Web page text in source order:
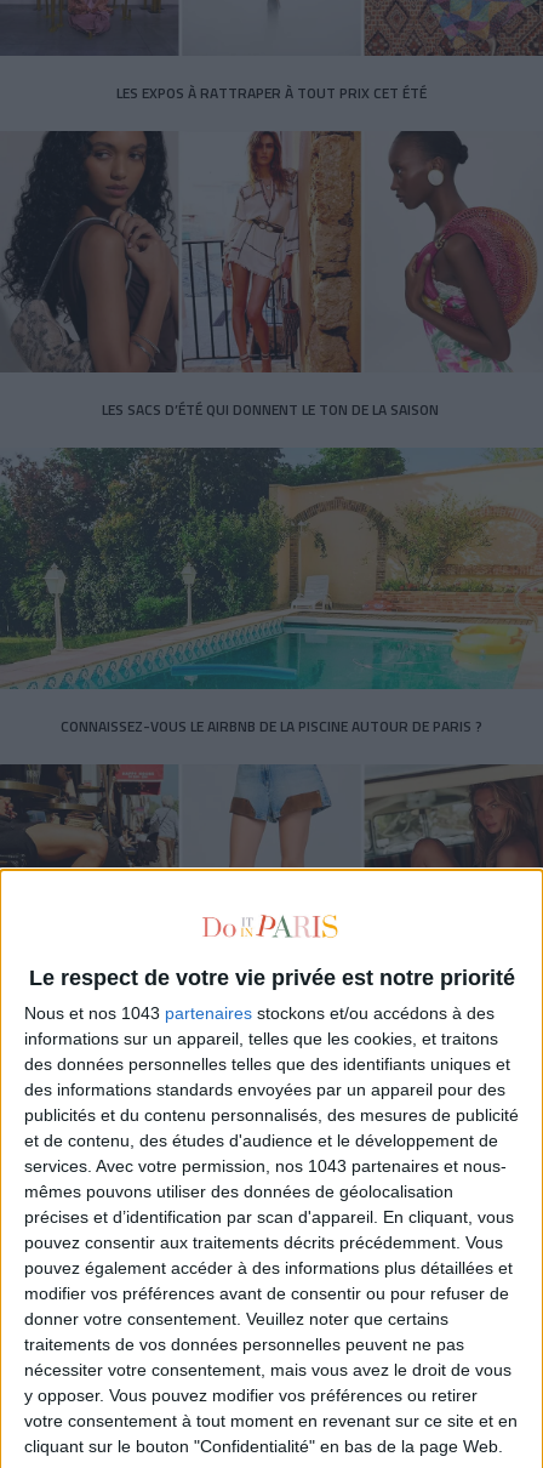
Le respect de votre vie privée est notre priorité
Nous et nos 1043 partenaires stockons et/ou accédons à des
informations sur un appareil, telles que les cookies, et traitons
des données personnelles telles que des identifiants uniques et
des informations standards envoyées par un appareil pour des
publicités et du contenu personnalisés, des mesures de publicité
et de contenu, des études d'audience et le développement de
services. Avec votre permission, nos 1043 partenaires et nous-
mêmes pouvons utiliser des données de géolocalisation
précises et d’identification par scan d'appareil. En cliquant, vous
pouvez consentir aux traitements décrits précédemment. Vous
pouvez également accéder à des informations plus détaillées et
modifier vos préférences avant de consentir ou pour refuser de
donner votre consentement. Veuillez noter que certains
traitements de vos données personnelles peuvent ne pas
nécessiter votre consentement, mais vous avez le droit de vous
y opposer. Vous pouvez modifier vos préférences ou retirer
votre consentement à tout moment en revenant sur ce site et en
cliquant sur le bouton "Confidentialité" en bas de la page Web.
LES EXPOS À RATTRAPER À TOUT PRIX CET ÉTÉ
LES SACS D’ÉTÉ QUI DONNENT LE TON DE LA SAISON
CONNAISSEZ-VOUS LE AIRBNB DE LA PISCINE AUTOUR DE PARIS ?
LES SNEAKERS STARS DE L’ÉTÉ
Inscrivez-vous à notre newsletter
S'INSCRIRE